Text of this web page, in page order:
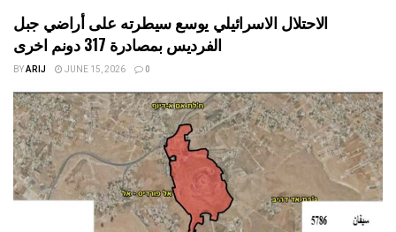
الاحتلال الاسرائيلي يوسع سيطرته على أراضي جبل
الفرديس بمصادرة 317 دونم اخرى
BYARIJ JUNE 15, 2026 0